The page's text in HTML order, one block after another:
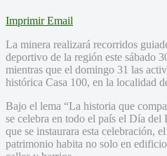
Imprimir Email
La minera realizará recorridos
deportivo de la región este sábado
mientras que el domingo 31 las
histórica Casa 100, en la localidad
Bajo el lema “La historia que
se celebra en todo el país el Día del
que se instaurara esta celebración,
patrimonio habita no solo en